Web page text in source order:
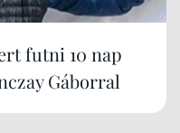
futni 10 nap
Gáborral